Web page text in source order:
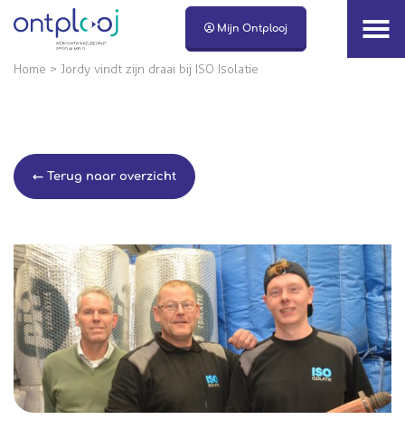
Naar hoofdinhoud Mijn Ontplooj
Home > Jordy vindt zijn draai bij ISO Isolatie
← Terug naar overzicht